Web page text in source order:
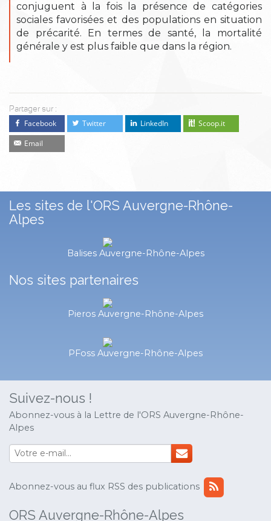
conjuguent à la fois la présence de catégories
sociales favorisées et des populations en situation
de précarité. En termes de santé, la mortalité
générale y est plus faible que dans la région.
Partager sur :
Facebook Twitter LinkedIn
Scoop.it
Email
Les sites de l'ORS Auvergne-Rhône-
Alpes
Balises Auvergne-Rhône-Alpes
Nos sites partenaires
Pieros Auvergne-Rhône-Alpes
PFoss Auvergne-Rhône-Alpes
Suivez-nous !
Abonnez-vous à la Lettre de l'ORS Auvergne-Rhône-
Alpes
Abonnez-vous au flux RSS des publications
ORS Auvergne-Rhône-Alpes